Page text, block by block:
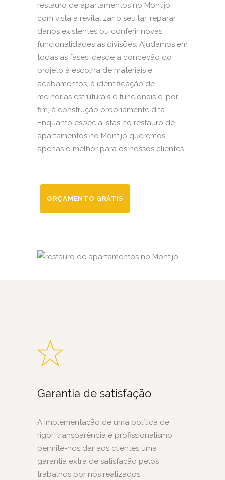
restauro de apartamentos no Montijo
com vista a revitalizar o seu lar, reparar
danos existentes ou conferir novas
funcionalidades às divisões. Ajudamos em
todas as fases, desde a conceção do
projeto à escolha de materiais e
acabamentos, à identificação de
melhorias estruturais e funcionais e, por
fim, à construção propriamente dita.
Enquanto especialistas no restauro de
apartamentos no Montijo queremos
apenas o melhor para os nossos clientes.
ORÇAMENTO GRÁTIS
Garantia de satisfação
A implementação de uma política de
rigor, transparência e profissionalismo
permite-nos dar aos clientes uma
garantia extra de satisfação pelos
trabalhos por nós realizados.